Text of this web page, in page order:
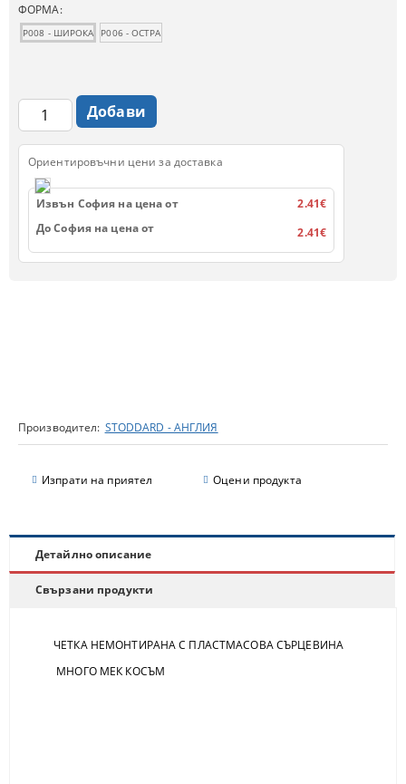
Производител: STODDARD - АНГЛИЯ
Изпрати на приятел Оцени продукта
ФОРМА:
P008 - ШИРОКА P006 - ОСТРА
Ориентировъчни цени за доставка
Извън София на цена от
2.41€
До София на цена от
2.41€
Детайлно описание
Свързани продукти
ЧЕТКА НЕМОНТИРАНА С ПЛАСТМАСОВА СЪРЦЕВИНА
МНОГО МЕК КОСЪМ